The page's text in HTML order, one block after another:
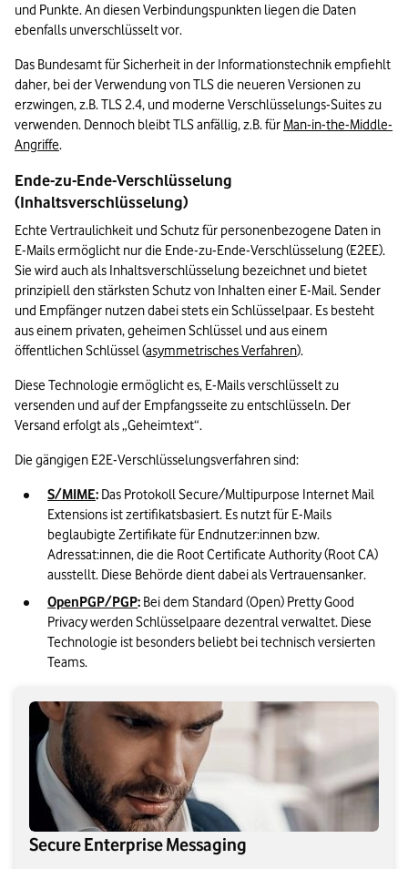
und Punkte. An diesen Verbindungspunkten liegen die Daten
ebenfalls unverschlüsselt vor.
Das Bundesamt für Sicherheit in der Informationstechnik empfiehlt
daher, bei der Verwendung von TLS die neueren Versionen zu
erzwingen, z.B. TLS 2.4, und moderne Verschlüsselungs-Suites zu
verwenden. Dennoch bleibt TLS anfällig, z.B. für Man-in-the-Middle-
Angriffe.
Ende-zu-Ende-Verschlüsselung
(Inhaltsverschlüsselung)
Echte Vertraulichkeit und Schutz für personenbezogene Daten in
E-Mails ermöglicht nur die Ende-zu-Ende-Verschlüsselung (E2EE).
Sie wird auch als Inhaltsverschlüsselung bezeichnet und bietet
prinzipiell den stärksten Schutz von Inhalten einer E-Mail. Sender
und Empfänger nutzen dabei stets ein Schlüsselpaar. Es besteht
aus einem privaten, geheimen Schlüssel und aus einem
öffentlichen Schlüssel (asymmetrisches Verfahren).
Diese Technologie ermöglicht es, E-Mails verschlüsselt zu
versenden und auf der Empfangsseite zu entschlüsseln. Der
Versand erfolgt als „Geheimtext“.
Die gängigen E2E-Verschlüsselungsverfahren sind:
S/MIME: Das Protokoll Secure/Multipurpose Internet Mail
Extensions ist zertifikatsbasiert. Es nutzt für E-Mails
beglaubigte Zertifikate für Endnutzer:innen bzw.
Adressat:innen, die die Root Certificate Authority (Root CA)
ausstellt. Diese Behörde dient dabei als Vertrauensanker.
OpenPGP/PGP: Bei dem Standard (Open) Pretty Good
Privacy werden Schlüsselpaare dezentral verwaltet. Diese
Technologie ist besonders beliebt bei technisch versierten
Teams.
Secure Enterprise Messaging